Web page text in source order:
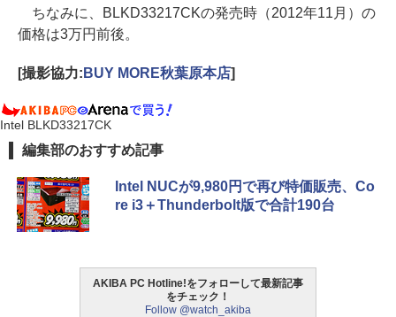
ちなみに、BLKD33217CKの発売時（2012年11月）の
価格は3万円前後。
[撮影協力: BUY MORE秋葉原本店]
Intel BLKD33217CK
編集部のおすすめ記事
Intel NUCが9,980円で再び特価販売、Co
re i3＋Thunderbolt版で合計190台
AKIBA PC Hotline!をフォローして最新記事
をチェック！
Follow @watch_akiba